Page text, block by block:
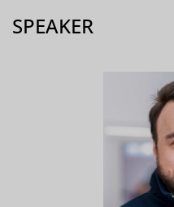
SPEAKER